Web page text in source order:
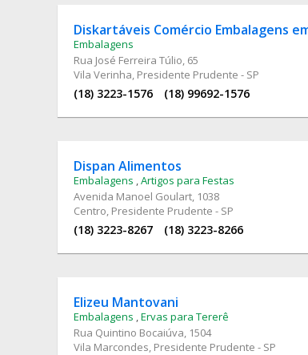
Diskartáveis Comércio Embalagens
Embalagens
Rua José Ferreira Túlio, 65
Vila Verinha, Presidente Prudente - SP
(18) 3223-1576 (18) 99692-1576
Dispan Alimentos
Embalagens ,Artigos para Festas
Avenida Manoel Goulart, 1038
Centro, Presidente Prudente - SP
(18) 3223-8267 (18) 3223-8266
Elizeu Mantovani
Embalagens ,Ervas para Tererê
Rua Quintino Bocaiúva, 1504
Vila Marcondes, Presidente Prudente - SP